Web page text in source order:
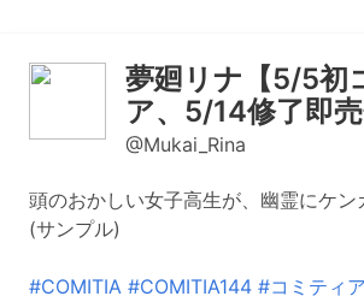
夢廻リナ【5/5初
ア、5/14修了即売
@Mukai_Rina
頭のおかしい女子高生が、幽霊にケン
(サンプル)
#COMITIA #COMITIA144 #コミティア